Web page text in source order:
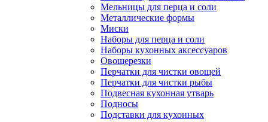
Мельницы для перца и соли
Металлические формы
Миски
Наборы для перца и соли
Наборы кухонных аксессуаров
Овощерезки
Перчатки для чистки овощей
Перчатки для чистки рыбы
Подвесная кухонная утварь
Подносы
Подставки для кухонных